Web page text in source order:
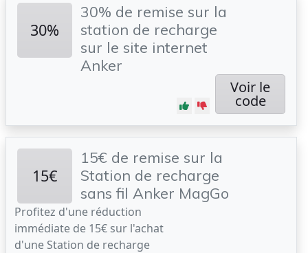
30%
30% de remise sur la
station de recharge
sur le site internet
Anker
Voir le
code
15€
15€ de remise sur la
Station de recharge
sans fil Anker MagGo
Profitez d'une réduction
immédiate de 15€ sur l'achat
d'une Station de recharge